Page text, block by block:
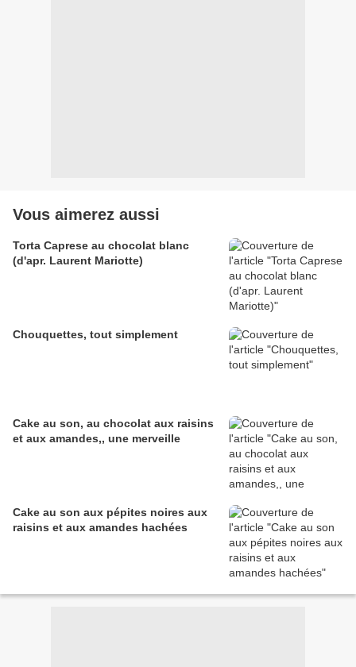
Vous aimerez aussi
Torta Caprese au chocolat blanc
(d'apr. Laurent Mariotte)
Chouquettes, tout simplement
Cake au son, au chocolat aux raisins
et aux amandes,, une merveille
Cake au son aux pépites noires aux
raisins et aux amandes hachées